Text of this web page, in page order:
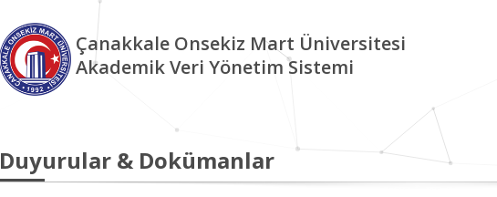
Çanakkale Onsekiz Mart Üniversitesi
Akademik Veri Yönetim Sistemi
Duyurular & Dokümanlar